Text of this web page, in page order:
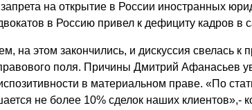
на открытие в России иностранных
в Россию привел к дефициту кадров в
на этом закончились, и дискуссия свелась к
поля. Причины Дмитрий Афанасьев
в материальном праве. «По
не более 10% сделок наших клиентов»,-